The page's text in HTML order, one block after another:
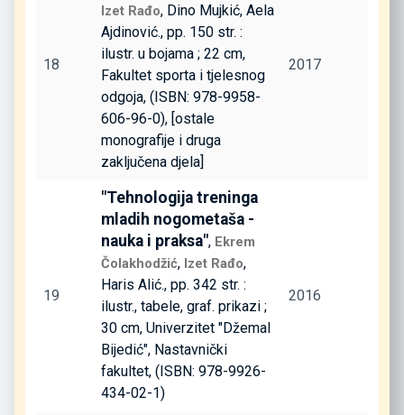
18
Izet Rađo, Dino Mujkić, Aela
Ajdinović., pp. 150 str. :
ilustr. u bojama ; 22 cm,
Fakultet sporta i tjelesnog
odgoja, (ISBN: 978-9958-
606-96-0), [ostale
monografije i druga
zaključena djela]
2017
19
"Tehnologija treninga
mladih nogometaša -
nauka i praksa", Ekrem
Čolakhodžić, Izet Rađo,
Haris Alić., pp. 342 str. :
ilustr., tabele, graf. prikazi ;
30 cm, Univerzitet "Džemal
Bijedić", Nastavnički
fakultet, (ISBN: 978-9926-
434-02-1)
2016